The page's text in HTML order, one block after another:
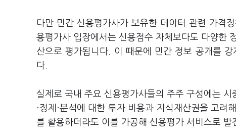
다만 민간 신용평가사가 보유한 데이터 관련 가격
용평가사 입장에서는 신용점수 자체보다도 다양한
산으로 평가됩니다. 이 때문에 민간 정보 공개를
다.
실제로 국내 주요 신용평가사들의 주주 구성에는
·정제·분석에 대한 투자 비용과 지식재산권을 고
를 활용하더라도 이를 가공해 신용평가 서비스로